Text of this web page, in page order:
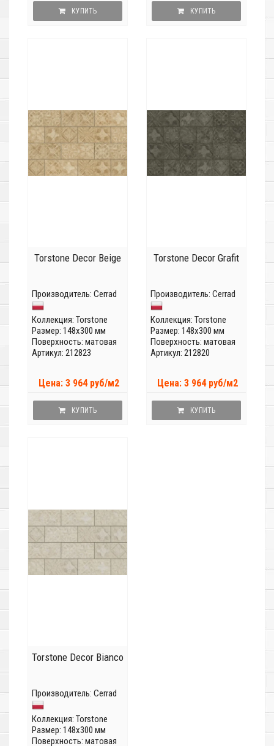
КУПИТЬ КУПИТЬ
Torstone Decor Beige
Производитель: Cerrad
Коллекция: Torstone
Размер: 148x300 мм
Поверхность: матовая
Артикул: 212823
Цена: 3 964 руб/м2
КУПИТЬ
Torstone Decor Grafit
Производитель: Cerrad
Коллекция: Torstone
Размер: 148x300 мм
Поверхность: матовая
Артикул: 212820
Цена: 3 964 руб/м2
КУПИТЬ
Torstone Decor Bianco
Производитель: Cerrad
Коллекция: Torstone
Размер: 148x300 мм
Поверхность: матовая